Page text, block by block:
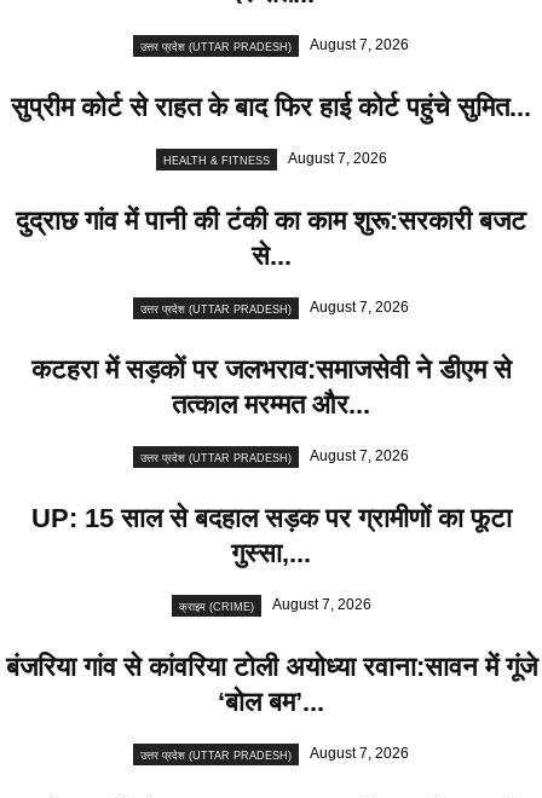
उत्तर प्रदेश (UTTAR PRADESH) August 7, 2026
सुप्रीम कोर्ट से राहत के बाद फिर हाई कोर्ट पहुंचे सुमित...
HEALTH & FITNESS August 7, 2026
दुद्राछ गांव में पानी की टंकी का काम शुरू:सरकारी बजट
से...
उत्तर प्रदेश (UTTAR PRADESH) August 7, 2026
कटहरा में सड़कों पर जलभराव:समाजसेवी ने डीएम से
तत्काल मरम्मत और...
उत्तर प्रदेश (UTTAR PRADESH) August 7, 2026
UP: 15 साल से बदहाल सड़क पर ग्रामीणों का फूटा
गुस्सा,...
क्राइम (CRIME) August 7, 2026
बंजरिया गांव से कांवरिया टोली अयोध्या रवाना:सावन में गूंजे
‘बोल बम’...
उत्तर प्रदेश (UTTAR PRADESH) August 7, 2026